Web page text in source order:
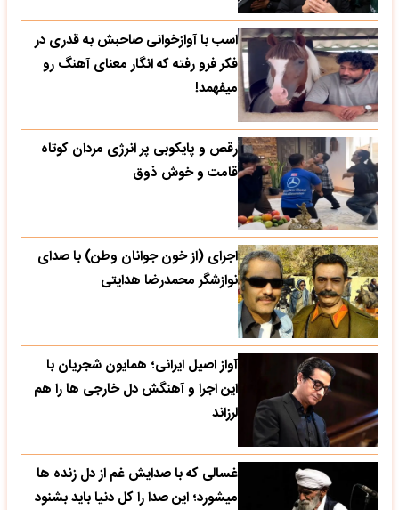
اسب با آوازخوانی صاحبش به قدری در
فکر فرو رفته که انگار معنای آهنگ رو
میفهمد!
رقص و پایکوبی پر انرژی مردان کوتاه
قامت و خوش ذوق
اجرای (از خون جوانان وطن) با صدای
نوازشگر محمدرضا هدایتی
آواز اصیل ایرانی؛ همایون شجریان با
این اجرا و آهنگش دل خارجی ها را هم
لرزاند
غسالی که با صدایش غم از دل زنده ها
میشورد؛ این صدا را کل دنیا باید بشنود